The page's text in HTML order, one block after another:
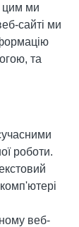
цим ми
сайті ми
та
роботи.
веб-